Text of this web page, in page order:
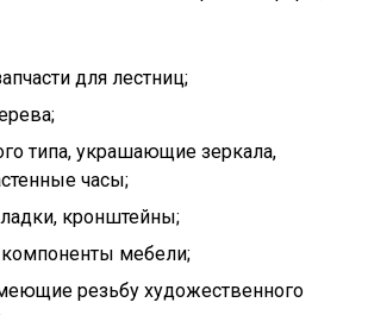
для лестниц;
типа, украшающие зеркала,
часы;
кронштейны;
мебели;
резьбу художественного